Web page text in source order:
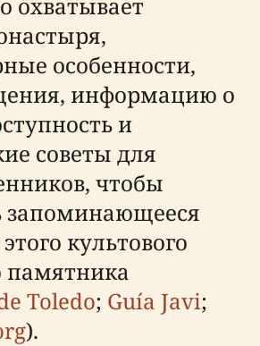
особенности,
информацию о
и
советы для
чтобы
запоминающееся
культового
памятника
Toledo; Guía Javi;
).